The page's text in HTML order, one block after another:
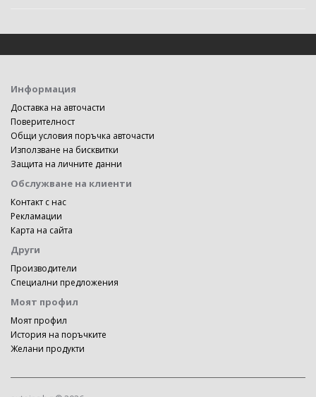
Информация
Доставка на авточасти
Поверителност
Общи условия поръчка авточасти
Използване на бисквитки
Защита на личните данни
Обслужване на клиенти
Контакт с нас
Рекламации
Карта на сайта
Други
Производители
Специални предложения
Моят профил
Моят профил
История на поръчките
Желани продукти